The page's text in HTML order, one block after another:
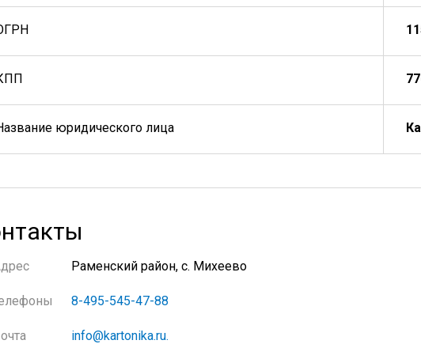
юридического лица
Раменский район, с. Михеево
8-495-545-47-88
info@kartonika.ru.